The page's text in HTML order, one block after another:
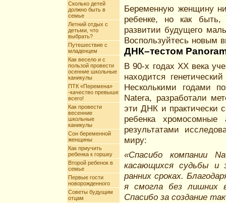
Сколько детей
должно быть в
семье
Летний отдых с
детьми, что
выбрать?
Путешествие с
младенцем
Как весело и с
пользой провести
осенние школьные
каникулы
ПТК «Перемена»
-качество превыше
всего!
Как провести
весенние
школьные
каникулы
Сон беременной
женщины
Как приучить
ребенка к горшку
Второй ребенок в
семье
Первые гости
новорожденного
Советы будущим
отцам
Беременную женщину
ребенке, но как
развитии будущего
Воспользуйтесь новым
ДНК–тестом
В 90-х годах XX века
находится
Несколькими годами
Natera, разработали
эти ДНК и практически
ребенка хромосомные
результатами
миру:
«Спасибо компании
касающихся судьбы и
ранних сроках.
я смогла без лишних
Спасибо за создание